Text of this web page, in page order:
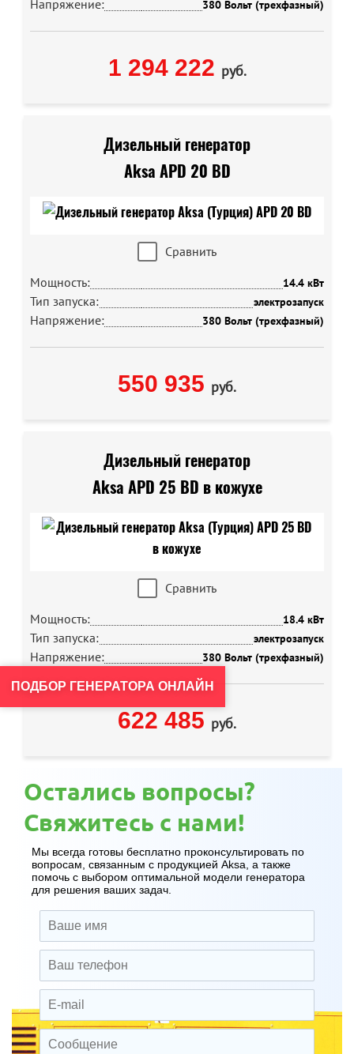
Напряжение: 380 Вольт (трехфазный)
1 294 222 руб.
Дизельный генератор
Aksa APD 20 BD
Сравнить
Мощность:
14.4 кВт
Тип запуска: электрозапуск
Напряжение: 380 Вольт (трехфазный)
550 935 руб.
Дизельный генератор
Aksa APD 25 BD в кожухе
Сравнить
Мощность:
18.4 кВт
Тип запуска: электрозапуск
Напряжение: 380 Вольт (трехфазный)
622 485 руб.
Остались вопросы?
Свяжитесь с нами!
Мы всегда готовы бесплатно проконсультировать по
вопросам, связанным с продукцией Aksa, а также
помочь с выбором оптимальной модели генератора
для решения ваших задач.
ПОДБОР ГЕНЕРАТОРА ОНЛАЙН